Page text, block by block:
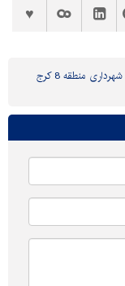
شهرداری منطقه 8 کرج